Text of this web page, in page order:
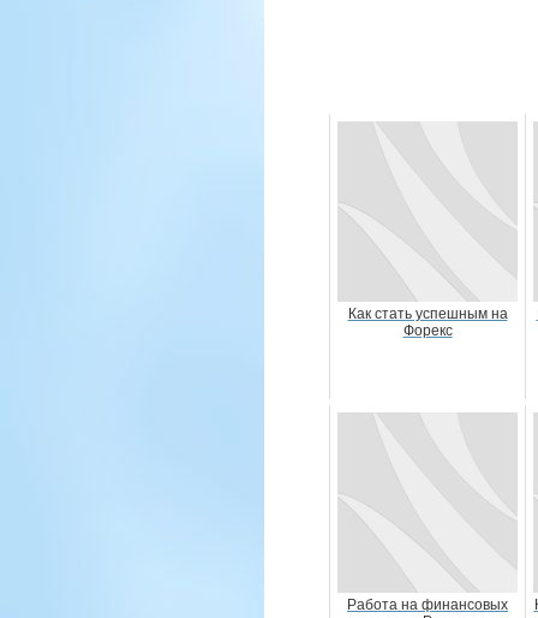
Как стать успешным на
Форекс
Работа на финансовых